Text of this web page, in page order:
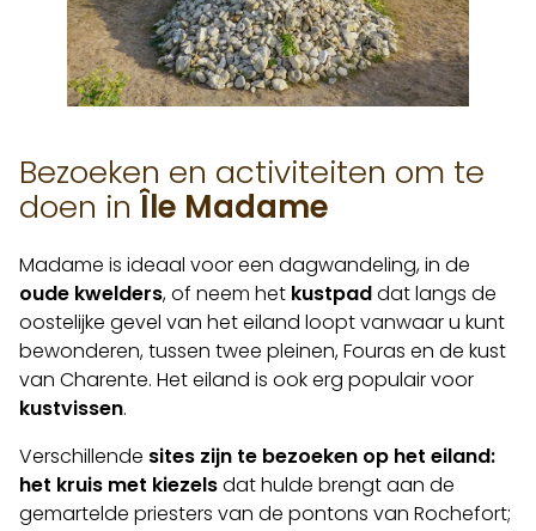
Bezoeken en activiteiten om te
doen in Île Madame
Madame is ideaal voor een dagwandeling, in de
oude kwelders, of neem het kustpaddat langs de
oostelijke gevel van het eiland loopt vanwaar u kunt
bewonderen, tussen twee pleinen, Fouras en de kust
van Charente. Het eiland is ook erg populair voor
kustvissen.
Verschillende sites zijn te bezoeken op het eiland:
het kruis met kiezelsdat hulde brengt aan de
gemartelde priesters van de pontons van Rochefort;